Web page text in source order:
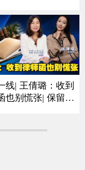
线| 王倩璐：收到
也别慌张| 保留证